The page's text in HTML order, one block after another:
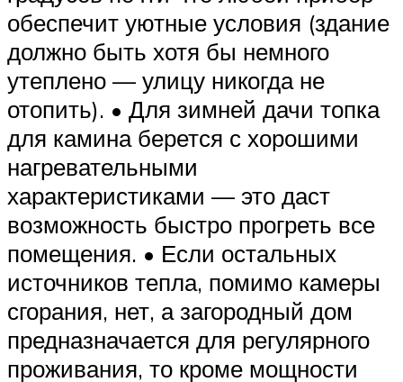
обеспечит уютные условия (здание
должно быть хотя бы немного
утеплено — улицу никогда не
отопить). • Для зимней дачи топка
для камина берется с хорошими
нагревательными
характеристиками — это даст
возможность быстро прогреть все
помещения. • Если остальных
источников тепла, помимо камеры
сгорания, нет, а загородный дом
предназначается для регулярного
проживания, то кроме мощности